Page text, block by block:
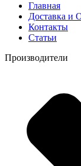
Главная
Доставка и
Контакты
Статьи
Производители